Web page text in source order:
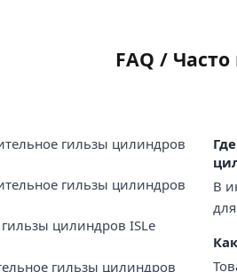
FAQ /
гильзы цилиндров
гильзы цилиндров
цилиндров ISLe
гильзы цилиндров
В